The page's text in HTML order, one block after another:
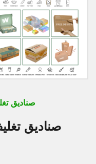
صناديق
صناديق